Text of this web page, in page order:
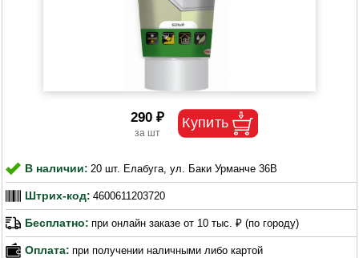
290 ₽
В наличии: 20 шт. Елабуга, ул. Баки Урманче 36В
Штрих-код: 4600611203720
Бесплатно: при онлайн заказе от 10 тыс. ₽ (по городу)
Оплата: при получении наличными либо картой